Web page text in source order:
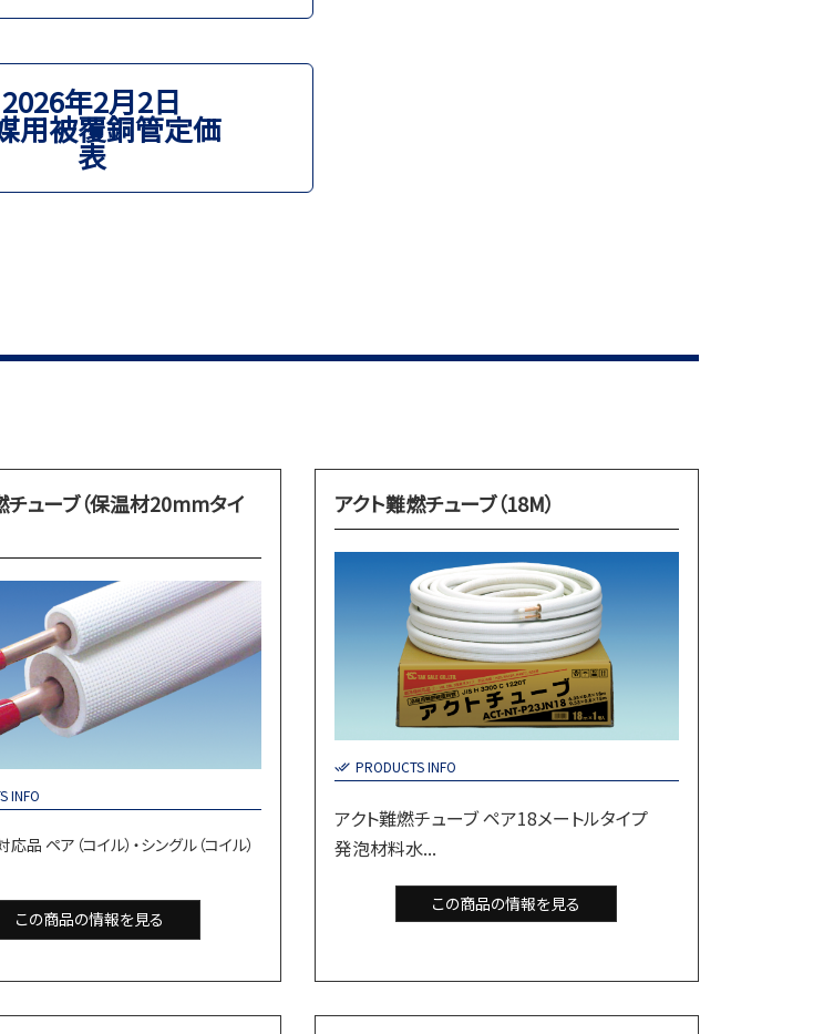
2026年2月2日
用被覆銅管定価
表
チューブ（保温材20mmタイ
INFO
品 ペア（コイル）・シングル（コイル）
この商品の情報を見る
アクト難燃チューブ（18M）
PRODUCTS INFO
アクト難燃チューブ ペア18メートルタイプ
発泡材料水...
この商品の情報を見る